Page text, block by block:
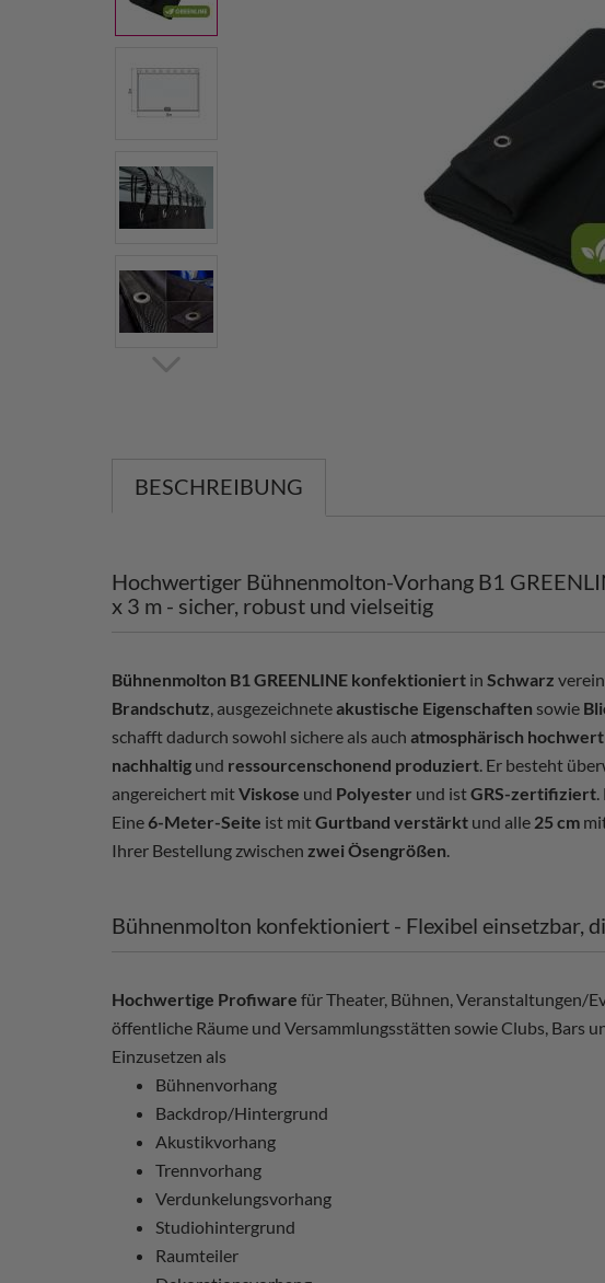
BESCHREIBUNG
Hochwertiger Bühnenmolton-Vorhang B1
x 3 m - sicher, robust und vielseitig
Bühnenmolton B1 GREENLINE konfektioniert in Schwarz
Brandschutz, ausgezeichneteakustische Eigenschaften sowie
schafft dadurch sowohl sichere als auch atmosphärisch
nachhaltig und ressourcenschonend produziert. Er besteht
angereichert mitViskose und Polyester und istGRS-zertifiziert
Eine6-Meter-Seite ist mitGurtband verstärkt und alle 25 cm
Ihrer Bestellung zwischen zwei Ösengrößen.
Bühnenmolton konfektioniert - Flexibel einsetzbar,
Hochwertige Profiware für Theater, Bühnen, Veranstaltungen/
öffentliche Räume und Versammlungsstätten sowie Clubs, Bars
Einzusetzen als
Bühnenvorhang
Backdrop/Hintergrund
Akustikvorhang
Trennvorhang
Verdunkelungsvorhang
Studiohintergrund
Raumteiler